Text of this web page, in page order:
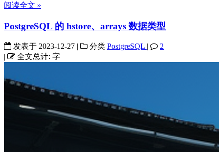
阅读全文 »
PostgreSQL 的 hstore、arrays 数据类型
发表于 2023-12-27 | 分类 PostgreSQL |
2
|
全文总计: 字